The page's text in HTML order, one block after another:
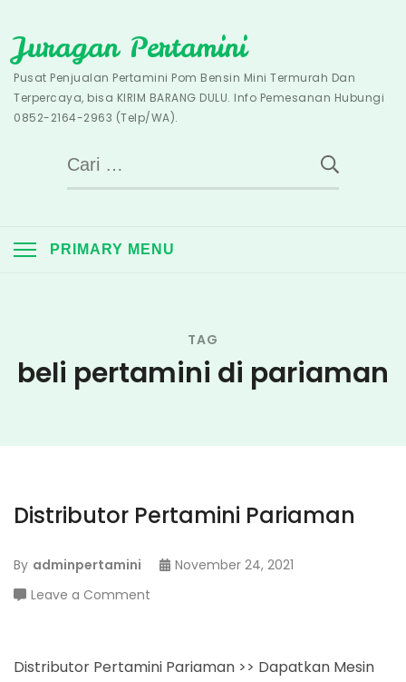
to
content
Juragan Pertamini
Pusat Penjualan Pertamini Pom Bensin Mini Termurah Dan
Terpercaya, bisa KIRIM BARANG DULU. Info Pemesanan Hubungi
0852-2164-2963 (Telp/WA).
Cari
untuk:
PRIMARY MENU
TAG
beli pertamini di pariaman
Distributor Pertamini Pariaman
By adminpertamini
November 24, 2021
Leave a Comment
Pariaman
Distributor Pertamini Pariaman >> Dapatkan Mesin